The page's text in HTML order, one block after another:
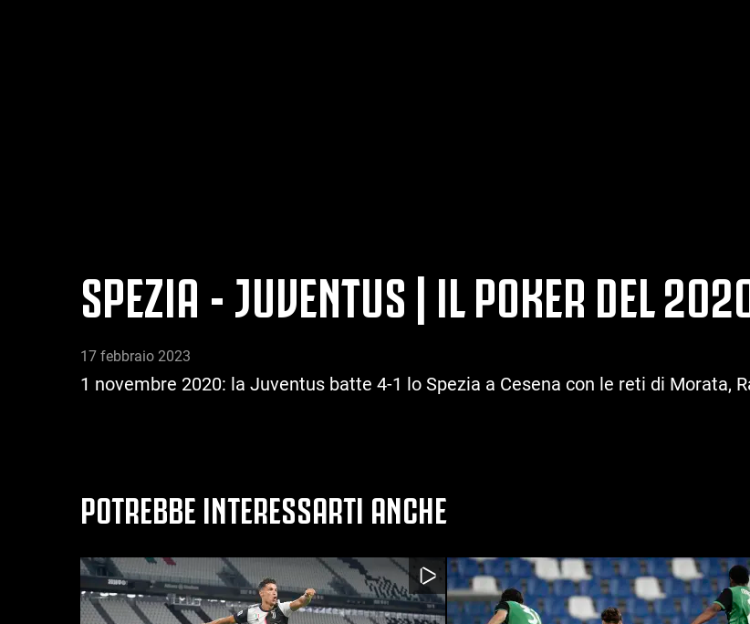
SPEZIA - JUVENTUS | IL POKER DEL
17 febbraio 2023
1 novembre 2020: la Juventus batte 4-1 lo Spezia a Cesena con le reti di Morata,
POTREBBE INTERESSARTI ANCHE